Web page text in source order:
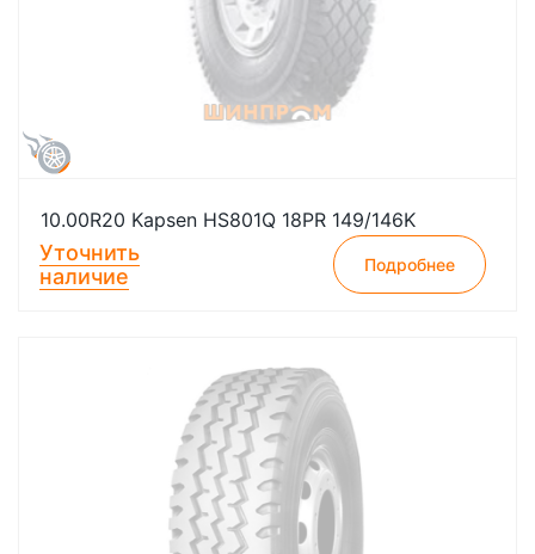
10.00R20 Kapsen HS801Q 18PR 149/146K
Уточнить
наличие
Подробнее